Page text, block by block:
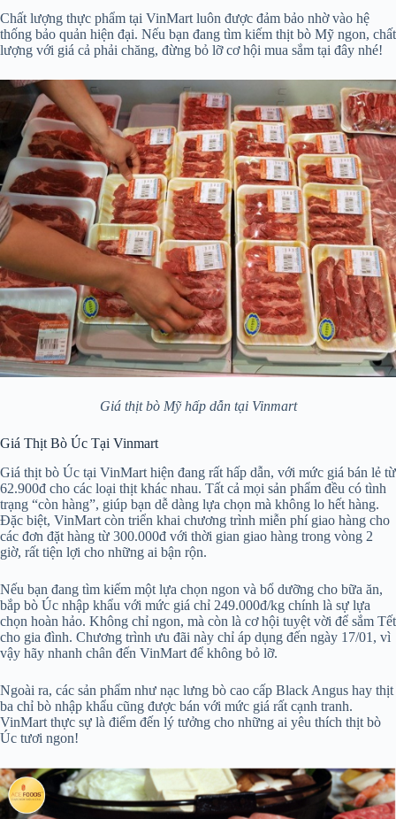
Chất lượng thực phẩm tại VinMart luôn được đảm bảo nhờ vào hệ
thống bảo quản hiện đại. Nếu bạn đang tìm kiếm thịt bò Mỹ ngon, chất
lượng với giá cả phải chăng, đừng bỏ lỡ cơ hội mua sắm tại đây nhé!
Giá thịt bò Mỹ hấp dẫn tại Vinmart
Giá Thịt Bò Úc Tại Vinmart
Giá thịt bò Úc tại VinMart hiện đang rất hấp dẫn, với mức giá bán lẻ từ
62.900đ cho các loại thịt khác nhau. Tất cả mọi sản phẩm đều có tình
trạng “còn hàng”, giúp bạn dễ dàng lựa chọn mà không lo hết hàng.
Đặc biệt, VinMart còn triển khai chương trình miễn phí giao hàng cho
các đơn đặt hàng từ 300.000đ với thời gian giao hàng trong vòng 2
giờ, rất tiện lợi cho những ai bận rộn.
Nếu bạn đang tìm kiếm một lựa chọn ngon và bổ dưỡng cho bữa ăn,
bắp bò Úc nhập khẩu với mức giá chỉ 249.000đ/kg chính là sự lựa
chọn hoàn hảo. Không chỉ ngon, mà còn là cơ hội tuyệt vời để sắm Tết
cho gia đình. Chương trình ưu đãi này chỉ áp dụng đến ngày 17/01, vì
vậy hãy nhanh chân đến VinMart để không bỏ lỡ.
Ngoài ra, các sản phẩm như nạc lưng bò cao cấp Black Angus hay thịt
ba chỉ bò nhập khẩu cũng được bán với mức giá rất cạnh tranh.
VinMart thực sự là điểm đến lý tưởng cho những ai yêu thích thịt bò
Úc tươi ngon!